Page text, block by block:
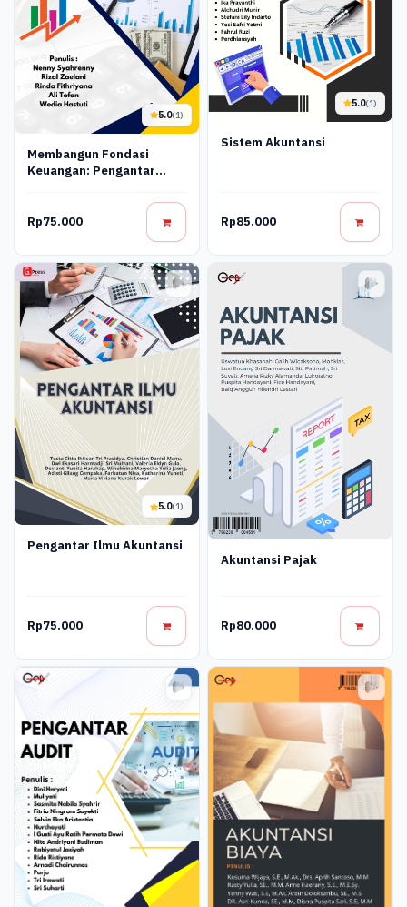
5.0(1)
Membangun Fondasi
Keuangan: Pengantar
Rp75.000
5.0(1)
Sistem Akuntansi
Rp85.000
5.0(1)
Pengantar Ilmu Akuntansi
Rp75.000
Akuntansi Pajak
Rp80.000